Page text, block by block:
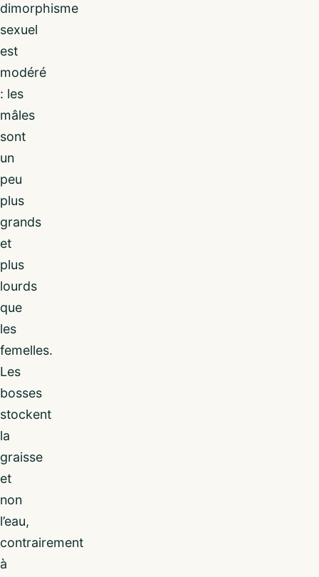
dimorphisme
sexuel
est
modéré
: les
mâles
sont
un
peu
plus
grands
et
plus
lourds
que
les
femelles.
Les
bosses
stockent
la
graisse
et
non
l’eau,
contrairement
à